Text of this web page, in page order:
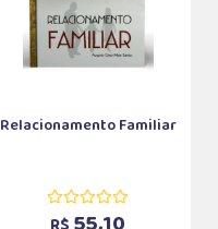
Relacionamento Familiar